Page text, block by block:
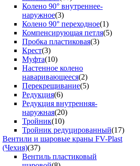
Колено 90° внутреннее-
наружное(3)
Колено 90° переходное(1)
Компенсирующая петля(5)
Пробка пластиковая(3)
Крест(3)
Муфта(10)
Настенное колено
наваривающееся(2)
Перекрещивание(5)
Редукция(6)
Редукция внутренняя-
наружная(20)
Тройник(10)
Тройник редуцированный(17)
Вентили и шаровые краны FV-Plast
(Чехия)(37)
Вентиль пластиковый